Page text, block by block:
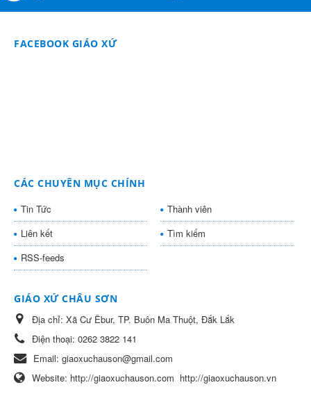
FACEBOOK GIÁO XỨ
CÁC CHUYÊN MỤC CHÍNH
Tin Tức
Thành viên
Liên kết
Tìm kiếm
RSS-feeds
GIÁO XỨ CHÂU SƠN
Địa chỉ: Xã Cư Êbur, TP. Buôn Ma Thuột, Đắk Lắk
Điện thoại: 0262 3822 141
Email: giaoxuchauson@gmail.com
Website: http://giaoxuchauson.com http://giaoxuchauson.vn